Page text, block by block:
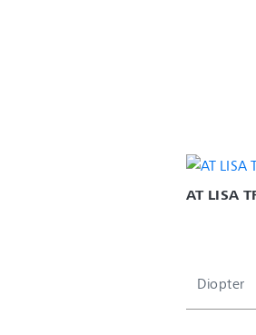
AT LISA
Diopter